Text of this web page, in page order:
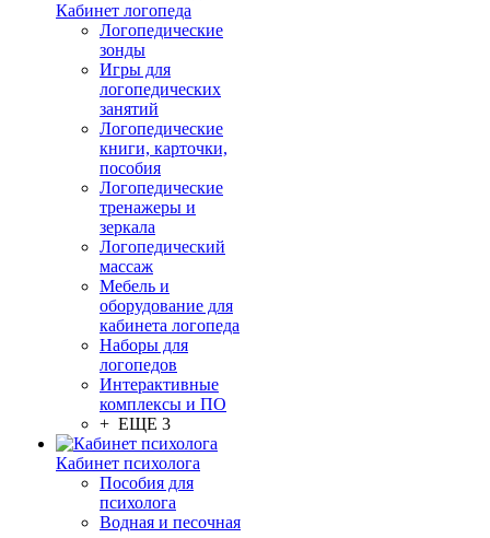
Кабинет логопеда
Логопедические
зонды
Игры для
логопедических
занятий
Логопедические
книги, карточки,
пособия
Логопедические
тренажеры и
зеркала
Логопедический
массаж
Мебель и
оборудование для
кабинета логопеда
Наборы для
логопедов
Интерактивные
комплексы и ПО
+ ЕЩЕ 3
Кабинет психолога
Пособия для
психолога
Водная и песочная